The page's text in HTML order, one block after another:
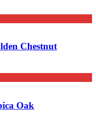
Chestnut
Oak